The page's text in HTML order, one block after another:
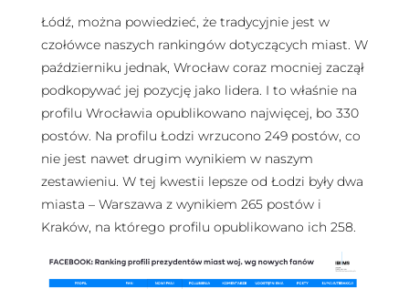
Łódź, można powiedzieć, że tradycyjnie jest w
czołówce naszych rankingów dotyczących miast. W
październiku jednak, Wrocław coraz mocniej zaczął
podkopywać jej pozycję jako lidera. I to właśnie na
profilu Wrocławia opublikowano najwięcej, bo 330
postów. Na profilu Łodzi wrzucono 249 postów, co
nie jest nawet drugim wynikiem w naszym
zestawieniu. W tej kwestii lepsze od Łodzi były dwa
miasta – Warszawa z wynikiem 265 postów i
Kraków, na którego profilu opublikowano ich 258.